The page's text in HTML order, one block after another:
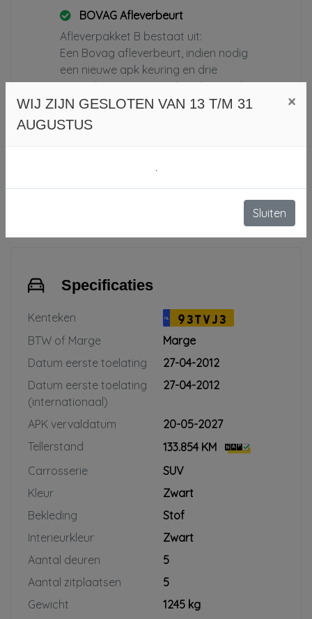
BOVAG Afleverbeurt
Afleverpakket B bestaat uit:
Een Bovag afleverbeurt, indien nodig
een nieuwe apk keuring en drie
maanden Garantie op het draaiend
gedeelte van de motor en
versnellingsbak.
Specificaties
Kenteken NL
93TVJ3
BTW of Marge
Marge
Datum eerste toelating
27-04-2012
Datum eerste toelating
(internationaal)
27-04-2012
APK vervaldatum
20-05-2027
Tellerstand
133.854 KM
Carrosserie
SUV
Kleur
Zwart
Bekleding
Stof
Interieurkleur
Zwart
Aantal deuren
5
Aantal zitplaatsen
5
Gewicht
1245 kg
WIJ ZIJN GESLOTEN VAN 13 T/M 31
AUGUSTUS
×
.
Sluiten